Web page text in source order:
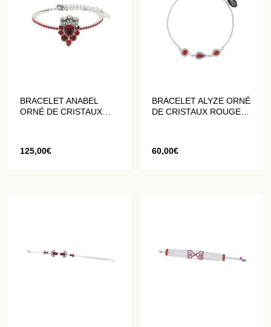
BRACELET ANABEL
ORNÉ DE CRISTAUX
125,00€
BRACELET ALYZE ORNÉ
DE CRISTAUX ROUGES
60,00€